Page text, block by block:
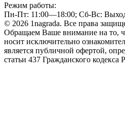
Режим работы:
Пн-Пт: 11:00—18:00; Сб-Вс:
© 2026 1nagrada. Все права
Обращаем Ваше внимание на то,
носит исключительно
является публичной офертой,
статьи 437 Гражданского